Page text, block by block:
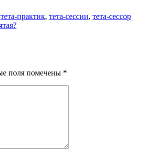
тета-практик, тета-сессии, тета-сессор
поля помечены *